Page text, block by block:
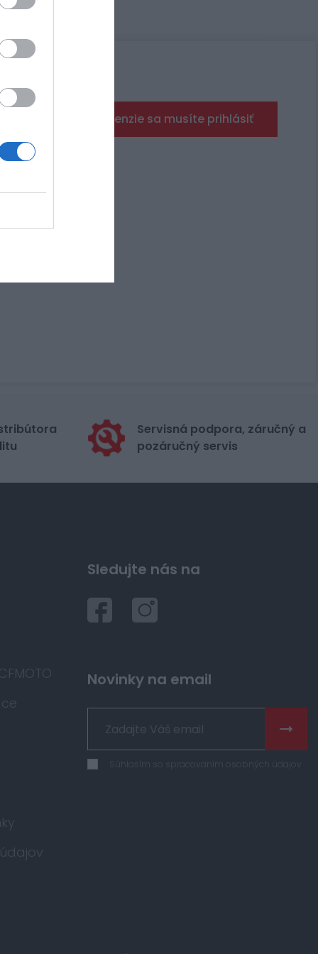
16
Pre pridanie recenzie sa musíte prihlásiť
Servisná podpora, záručný a
pozáručný servis
Sledujte nás na
Novinky na email
Súhlasím so spracovaním osobných údajov